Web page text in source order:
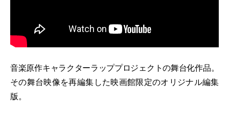
音楽原作キャラクターラッププロジェクトの舞台化作品。
その舞台映像を再編集した映画館限定のオリジナル編集
版。